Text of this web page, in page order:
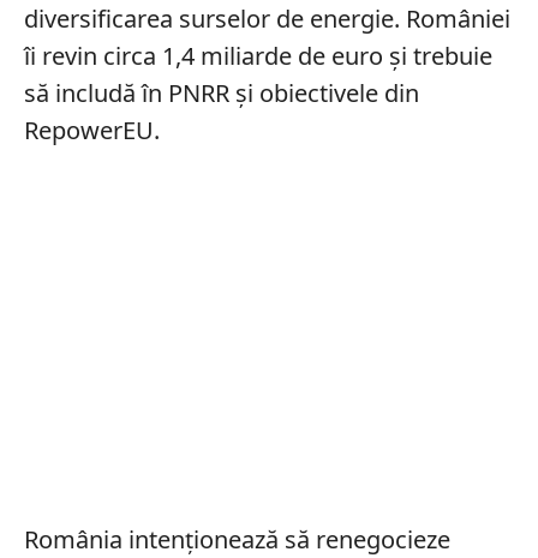
diversificarea surselor de energie. României
îi revin circa 1,4 miliarde de euro și trebuie
să includă în PNRR și obiectivele din
RepowerEU.
România intenționează să renegocieze